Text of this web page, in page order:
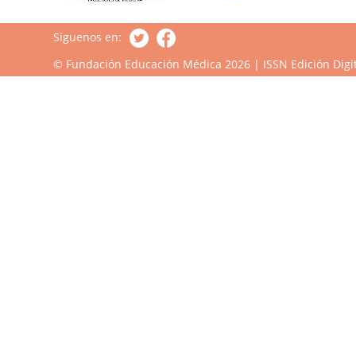
Siguenos en:
© Fundación Educación Médica 2026 | ISSN Edición